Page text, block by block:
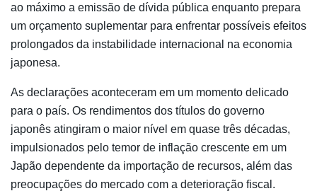
ao máximo a emissão de dívida pública enquanto prepara
um orçamento suplementar para enfrentar possíveis efeitos
prolongados da instabilidade internacional na economia
japonesa.
As declarações aconteceram em um momento delicado
para o país. Os rendimentos dos títulos do governo
japonês atingiram o maior nível em quase três décadas,
impulsionados pelo temor de inflação crescente em um
Japão dependente da importação de recursos, além das
preocupações do mercado com a deterioração fiscal.